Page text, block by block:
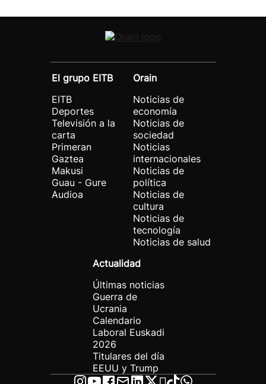
El grupo EITB
EITB
Deportes
Televisión a la
carta
Primeran
Gaztea
Makusi
Guau - Gure
Audioa
Orain
Noticias de
economía
Noticias de
sociedad
Noticias
internacionales
Noticias de
política
Noticias de
cultura
Noticias de
tecnología
Noticias de salud
Actualidad
Últimas noticias
Guerra de
Ucrania
Calendario
Laboral Euskadi
2026
Titulares del día
EEUU y Trump